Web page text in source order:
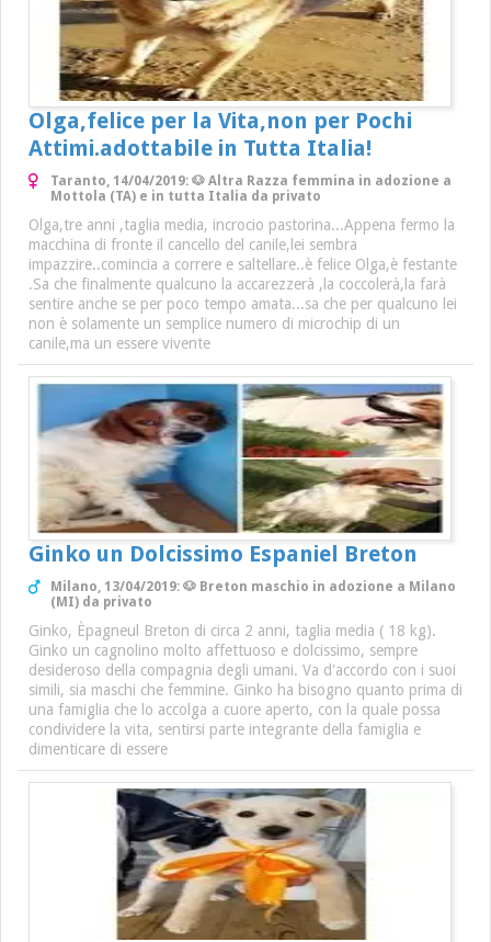
Olga,felice per la Vita,non per Pochi
Attimi.adottabile in Tutta Italia!
Taranto, 14/04/2019: 🐶 Altra Razza femmina in adozione a
Mottola (TA) e in tutta Italia da privato
Olga,tre anni ,taglia media, incrocio pastorina...Appena fermo la
macchina di fronte il cancello del canile,lei sembra
impazzire..comincia a correre e saltellare..è felice Olga,è festante
.Sa che finalmente qualcuno la accarezzerà ,la coccolerà,la farà
sentire anche se per poco tempo amata...sa che per qualcuno lei
non è solamente un semplice numero di microchip di un
canile,ma un essere vivente
Ginko un Dolcissimo Espaniel Breton
Milano, 13/04/2019: 🐶 Breton maschio in adozione a Milano
(MI) da privato
Ginko, Èpagneul Breton di circa 2 anni, taglia media ( 18 kg).
Ginko un cagnolino molto affettuoso e dolcissimo, sempre
desideroso della compagnia degli umani. Va d'accordo con i suoi
simili, sia maschi che femmine. Ginko ha bisogno quanto prima di
una famiglia che lo accolga a cuore aperto, con la quale possa
condividere la vita, sentirsi parte integrante della famiglia e
dimenticare di essere